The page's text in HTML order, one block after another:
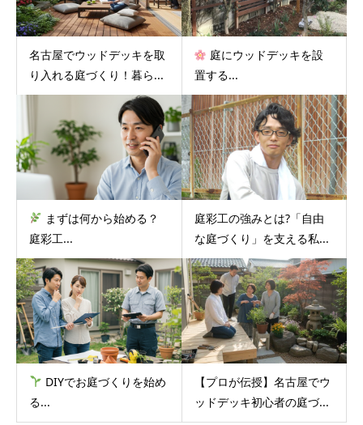
名古屋でウッドデッキを取
り入れる庭づくり！暮ら...
庭にウッドデッキを設
置する...
まずは何から始める？
庭彩工...
庭彩工の強みとは?「自由
な庭づくり」を支える私...
DIYでお庭づくりを始め
る...
【プロが伝授】名古屋でウ
ッドデッキ初心者の庭づ...